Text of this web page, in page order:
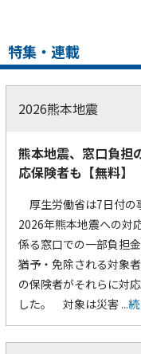
特集・連載
2026熊本地震
熊本地震、窓口負
応保険者も【無料】
厚生労働省は7日付の
2026年熊本地震への対
係る窓口での一部負担
猶予・免除される対象
の保険者がそれらに対
した。 対象は災害...